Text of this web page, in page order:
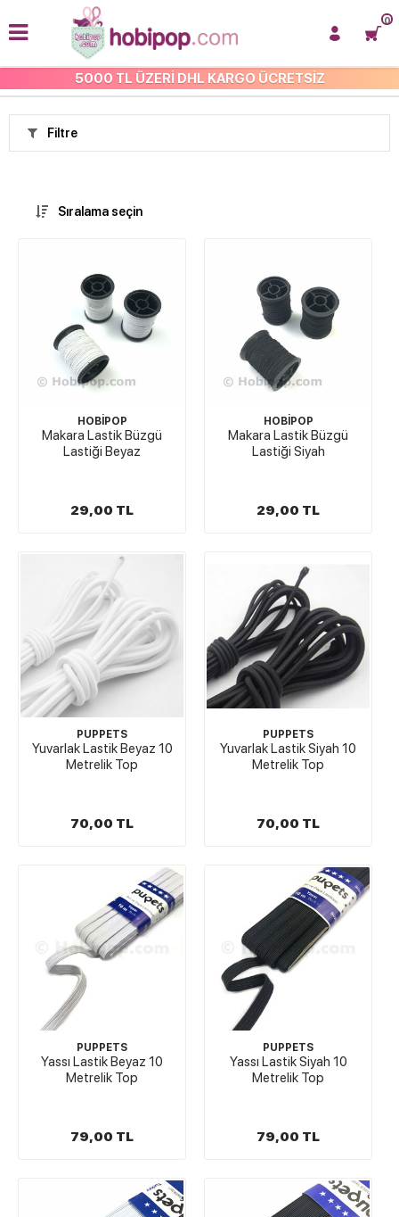
5000 TL ÜZERİ DHL KARGO ÜCRETSİZ
0
ANASAYFA
Filtre
Sıralama seçin
HOBİPOP
Makara Lastik Büzgü
Lastiği Beyaz
29,00 TL
HOBİPOP
Makara Lastik Büzgü
Lastiği Siyah
29,00 TL
PUPPETS
Yuvarlak Lastik Beyaz 10
Metrelik Top
70,00 TL
PUPPETS
Yuvarlak Lastik Siyah 10
Metrelik Top
70,00 TL
PUPPETS
Yassı Lastik Beyaz 10
Metrelik Top
79,00 TL
PUPPETS
Yassı Lastik Siyah 10
Metrelik Top
79,00 TL